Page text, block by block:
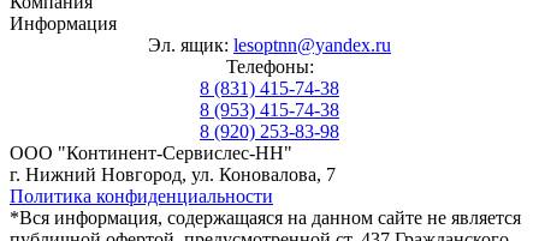
Информация
Эл. ящик: lesoptnn@yandex.ru
Телефоны:
8 (831) 415-74-38
8 (953) 415-74-38
8 (920) 253-83-98
ООО "Континент-Сервислес-НН"
г. Нижний Новгород, ул. Коновалова, 7
Политика конфиденциальности
*Вся информация, содержащаяся на данном сайте не является